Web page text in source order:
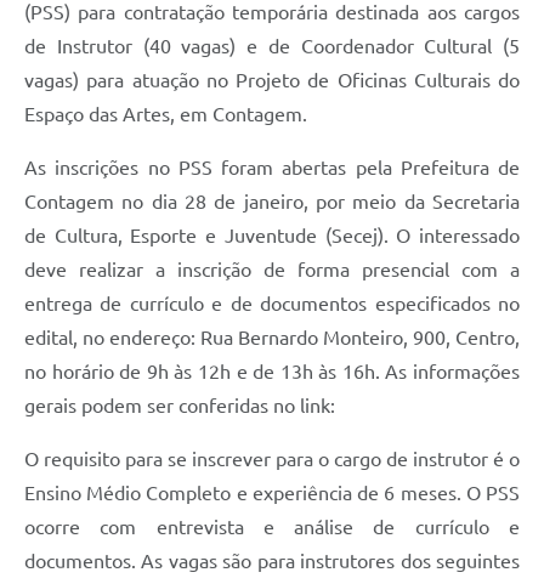
(PSS) para contratação temporária destinada aos cargos
de Instrutor (40 vagas) e de Coordenador Cultural (5
vagas) para atuação no Projeto de Oficinas Culturais do
Espaço das Artes, em Contagem.
As inscrições no PSS foram abertas pela Prefeitura de
Contagem no dia 28 de janeiro, por meio da Secretaria
de Cultura, Esporte e Juventude (Secej). O interessado
deve realizar a inscrição de forma presencial com a
entrega de currículo e de documentos especificados no
edital, no endereço: Rua Bernardo Monteiro, 900, Centro,
no horário de 9h às 12h e de 13h às 16h. As informações
gerais podem ser conferidas no link:
O requisito para se inscrever para o cargo de instrutor é o
Ensino Médio Completo e experiência de 6 meses. O PSS
ocorre com entrevista e análise de currículo e
documentos. As vagas são para instrutores dos seguintes